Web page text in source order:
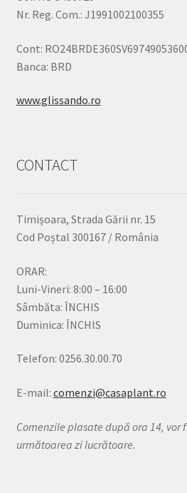
Nr. Reg. Com.: J1991002100355
Cont:
Banca: BRD
www.glissando.ro
CONTACT
Timișoara, Strada Gării nr. 15
Cod Poștal 300167 / România
ORAR:
Luni-Vineri: 8:00 – 16:00
Sâmbăta: ÎNCHIS
Duminica: ÎNCHIS
Telefon: 0256.30.00.70
E-mail: comenzi@casaplant.ro
Comenzile plasate după ora 14, vor
următoarea zi lucrătoare.